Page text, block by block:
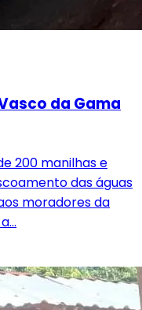
da Gama
200 manilhas e
das águas
moradores da